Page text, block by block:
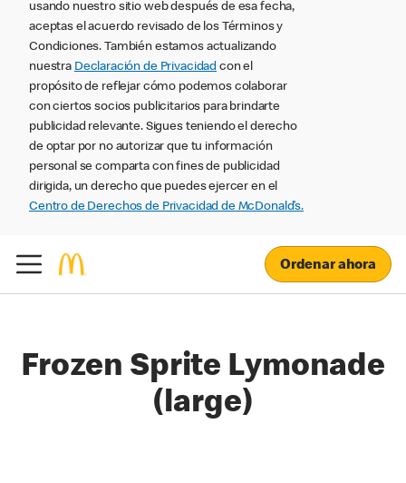
usando nuestro sitio web después de esa fecha,
aceptas el acuerdo revisado de los Términos y
Condiciones. También estamos actualizando
nuestra Declaración de Privacidad con el
propósito de reflejar cómo podemos colaborar
con ciertos socios publicitarios para brindarte
publicidad relevante. Sigues teniendo el derecho
de optar por no autorizar que tu información
personal se comparta con fines de publicidad
dirigida, un derecho que puedes ejercer en el
Centro de Derechos de Privacidad de McDonald’s.
Ordenar ahora
Frozen Sprite Lymonade
(large)